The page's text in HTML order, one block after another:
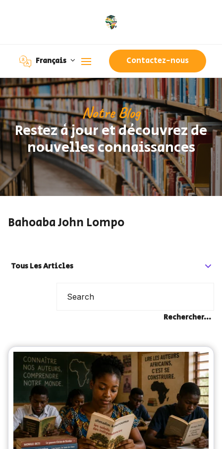
Français Contactez-nous
Notre Blog
Restez à jour et découvrez de
nouvelles connaissances
Bahoaba John Lompo
Tous Les Articles
Rechercher...